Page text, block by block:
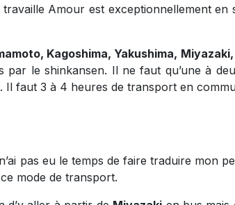
Amour est exceptionnellement
Kagoshima, Yakushima,
par le shinkansen. Il ne faut qu’une à
faut 3 à 4 heures de transport en
pas eu le temps de faire traduire mon
mode de transport.